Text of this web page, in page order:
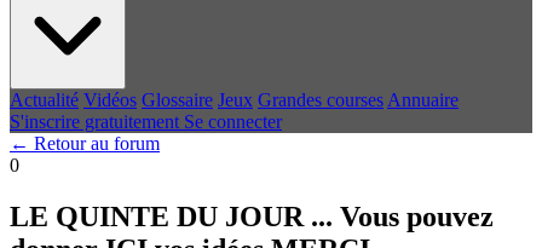
Actualité Vidéos Glossaire Jeux Grandes courses Annuaire
S'inscrire gratuitement Se connecter
← Retour au forum
0
LE QUINTE DU JOUR ... Vous pouvez